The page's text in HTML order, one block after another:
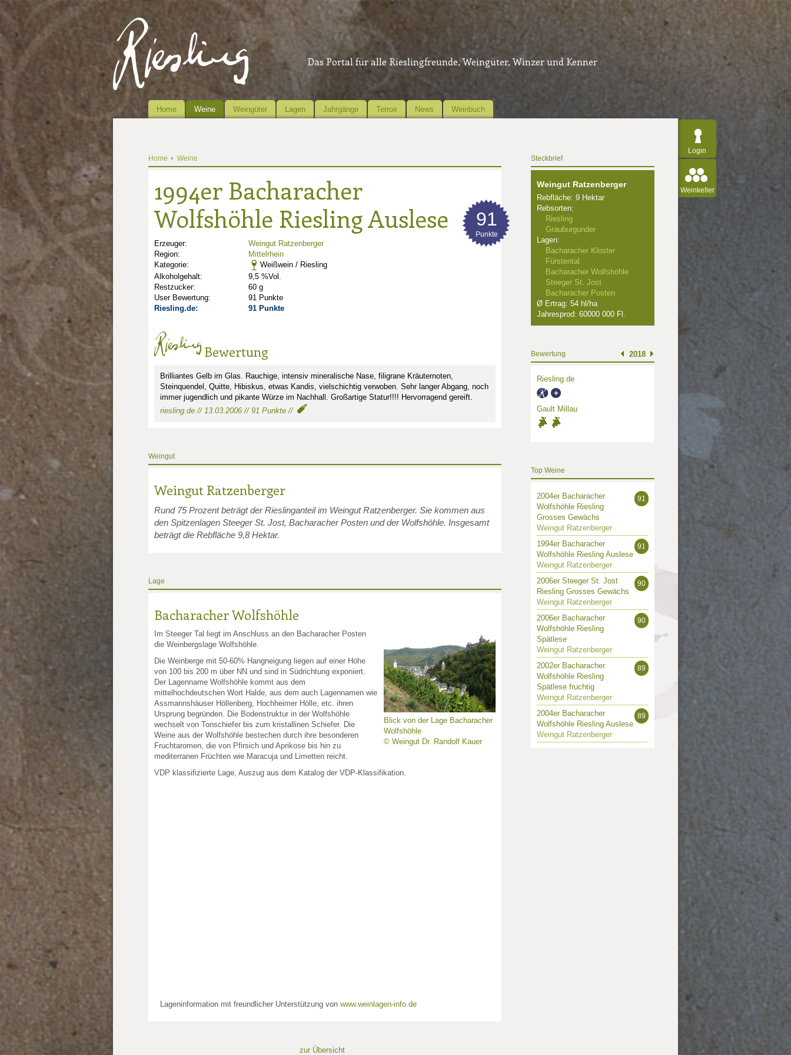
Das Portal für alle Rieslingfreunde, Weingüter, Winzer und Kenner
Home Weine Weingüter Lagen Jahrgänge Terroir News Weinbuch
Login
Weinkeller
Home Weine
1994er Bacharacher
Wolfshöhle Riesling Auslese
Erzeuger:
Weingut Ratzenberger
Region:
Mittelrhein
Kategorie:
Weißwein / Riesling
Alkoholgehalt:
9,5 %Vol.
Restzucker:
60 g
User Bewertung:
91 Punkte
Riesling.de:
91 Punkte
91
Punkte
Bewertung
Brilliantes Gelb im Glas. Rauchige, intensiv mineralische Nase, filigrane Kräuternoten,
Steinquendel, Quitte, Hibiskus, etwas Kandis, vielschichtig verwoben. Sehr langer Abgang, noch
immer jugendlich und pikante Würze im Nachhall. Großartige Statur!!!! Hervorragend gereift.
riesling.de // 13.03.2006 // 91 Punkte //
Weingut
Weingut Ratzenberger
Rund 75 Prozent beträgt der Rieslinganteil im Weingut Ratzenberger. Sie kommen aus
den Spitzenlagen Steeger St. Jost, Bacharacher Posten und der Wolfshöhle. Insgesamt
beträgt die Rebfläche 9,8 Hektar.
Lage
Bacharacher Wolfshöhle
Blick von der Lage Bacharacher
Wolfshöhle
© Weingut Dr. Randolf Kauer
Im Steeger Tal liegt im Anschluss an den Bacharacher Posten
die Weinbergslage Wolfshöhle.
Die Weinberge mit 50-60% Hangneigung liegen auf einer Höhe
von 100 bis 200 m über NN und sind in Südrichtung exponiert.
Der Lagenname Wolfshöhle kommt aus dem
mittelhochdeutschen Wort Halde, aus dem auch Lagennamen wie
Assmannshäuser Höllenberg, Hochheimer Hölle, etc. ihren
Ursprung begründen. Die Bodenstruktur in der Wolfshöhle
wechselt von Tonschiefer bis zum kristallinen Schiefer. Die
Weine aus der Wolfshöhle bestechen durch ihre besonderen
Fruchtaromen, die von Pfirsich und Aprikose bis hin zu
mediterranen Früchten wie Maracuja und Limetten reicht.
VDP klassifizierte Lage, Auszug aus dem Katalog der VDP-Klassifikation.
Lageninformation mit freundlicher Unterstützung von www.weinlagen-info.de
zur Übersicht
Steckbrief
Weingut Ratzenberger
Rebfläche: 9 Hektar
Rebsorten:
Riesling
Grauburgunder
Lagen:
Bacharacher Kloster
Fürstental
Bacharacher Wolfshöhle
Steeger St. Jost
Bacharacher Posten
Ø Ertrag: 54 hl/ha
Jahresprod: 60000 000 Fl.
Bewertung 2018
Riesling.de
Gault Millau
2
Punkte: 2
Top Weine
91
2004er Bacharacher
Wolfshöhle Riesling
Grosses Gewächs
Weingut Ratzenberger
91
1994er Bacharacher
Wolfshöhle Riesling Auslese
Weingut Ratzenberger
90
2006er Steeger St. Jost
Riesling Grosses Gewächs
Weingut Ratzenberger
90
2006er Bacharacher
Wolfshöhle Riesling
Spätlese
Weingut Ratzenberger
89
2002er Bacharacher
Wolfshöhle Riesling
Spätlese fruchtig
Weingut Ratzenberger
89
2004er Bacharacher
Wolfshöhle Riesling Auslese
Weingut Ratzenberger